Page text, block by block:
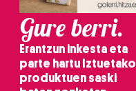
Gure berri.
Erantzun inkesta eta
parte hartu Iztuetako
produktuen saski